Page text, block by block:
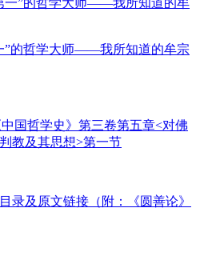
”的哲学大师——我所知道的牟宗
国哲学史》第三卷第五章<对佛
教及其思想>第一节
录及原文链接（附：《圆善论》